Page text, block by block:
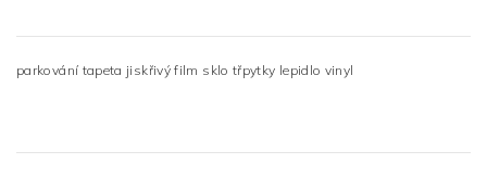
parkování tapeta jiskřivý film sklo třpytky lepidlo vinyl